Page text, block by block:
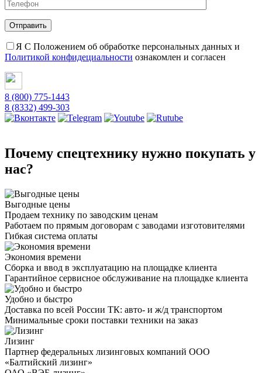
Я С Положением об обработке персональных данных и
Политикой конфидециальности ознакомлен и согласен
8 (800) 775-1443
8 (8332) 499-303
Почему спецтехнику нужно покупать у
нас?
Выгодные цены
Продаем технику по заводским ценам
Работаем по прямым договорам с заводами изготовителями
Гибкая система оплаты
Экономия времени
Сборка и ввод в эксплуатацию на площадке клиента
Гарантийное сервисное обслуживание на площадке клиента
Удобно и быстро
Доставка по всей России ТК: авто- и ж/д транспортом
Минимальные сроки поставки техники на заказ
Лизинг
Партнер федеральных лизинговых компаний ООО
«Балтийский лизинг»